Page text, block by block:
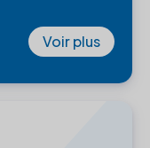
Voir plus